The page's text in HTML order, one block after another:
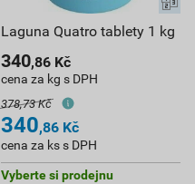
Laguna Quatro tablety 1 kg
340,86 Kč
cena za kg s DPH
378,73 Kč
340,86 Kč
cena za ks s DPH
Vyberte si prodejnu